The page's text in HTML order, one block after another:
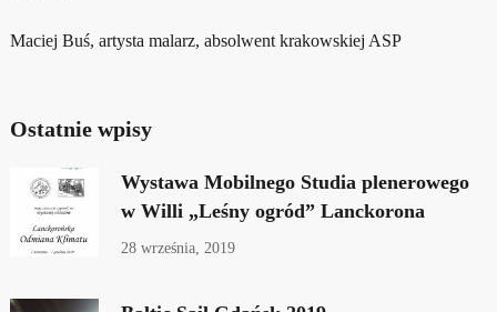
Maciej Buś, artysta malarz, absolwent krakowskiej ASP
Ostatnie wpisy
Wystawa Mobilnego Studia plenerowego
w Willi „Leśny ogród” Lanckorona
28 września, 2019